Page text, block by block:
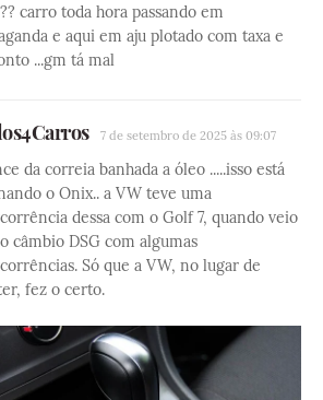
carro toda hora passando em
e aqui em aju plotado com taxa e
...gm tá mal
7 de setembro de 2025 às 09:07
da correia banhada a óleo .....isso está
o Onix.. a VW teve uma
dessa com o Golf 7, quando veio
câmbio DSG com algumas
Só que a VW, no lugar de
fez o certo.